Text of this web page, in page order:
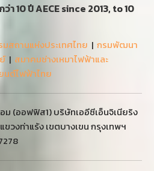
า 10 ปี AECE since 2013, to 10
สถานแห่งประเทศไทย | กรมพัฒนา
| สมาคมช่างเหมาไฟฟ้าและ
นต์ไฟฟ้าไทย
(ออฟฟิส1) บริษัทเออีซีเอ็นจิเนียริง
วงท่าแร้ง เขตบางเขน กรุงเทพฯ